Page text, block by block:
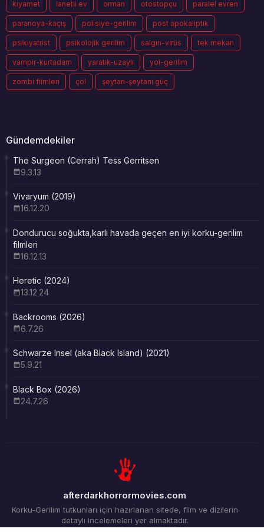
kıyamet lanetli ev orman otostopçu paralel evren
paranoya-kaçış polisiye-gerilim post apokaliptik
psikiyatrist psikolojik gerilim salgın-virüs tek mekan
vampir-kurtadam yaratık-uzaylı yol-gerilim
zombi filmleri çöl şeytan-şeytani güç
Gündemdekiler
The Surgeon (Cerrah) Tess Gerritsen
9.3.13
Vivaryum (2019)
16.12.20
Dondurucu soğukta,karlı havada geçen en iyi korku-gerilim
filmleri
16.12.13
Heretic (2024)
13.12.24
Backrooms (2026)
6.7.26
Schwarze Insel (aka Black Island) (2021)
5.9.21
Black Box (2026)
24.7.26
afterdarkhorrormovies.com
Korku-Gerilim tutkunları için hazırlanan sitede, film ve dizilerin
detaylı incelemeleri yer almaktadır.